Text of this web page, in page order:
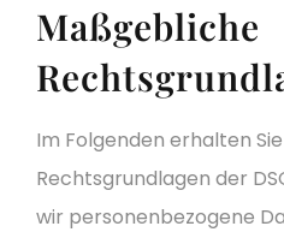
Maßgebliche
Im Folgenden erhalten
Rechtsgrundlagen der
wir personenbezogene